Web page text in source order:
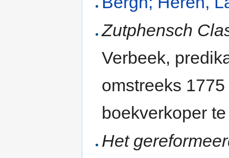
Zutphensch
Verbeek,
omstreeks
boekverkoper
Het